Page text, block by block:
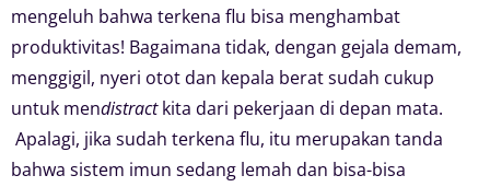
mengeluh bahwa terkena flu bisa menghambat
produktivitas! Bagaimana tidak, dengan gejala demam,
menggigil, nyeri otot dan kepala berat sudah cukup
untuk mendistractkita dari pekerjaan di depan mata.
Apalagi, jika sudah terkena flu, itu merupakan tanda
bahwa sistem imun sedang lemah dan bisa-bisa